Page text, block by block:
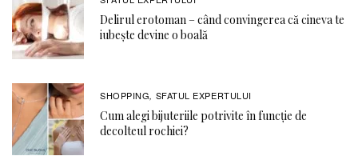
Delirul erotoman – când convingerea că cineva te
iubește devine o boală
SHOPPING, SFATUL EXPERTULUI
Cum alegi bijuteriile potrivite în funcție de
decolteul rochiei?